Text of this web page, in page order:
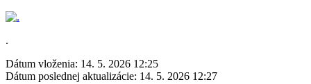
.
Dátum vloženia: 14. 5. 2026 12:25
Dátum poslednej aktualizácie: 14. 5. 2026 12:27